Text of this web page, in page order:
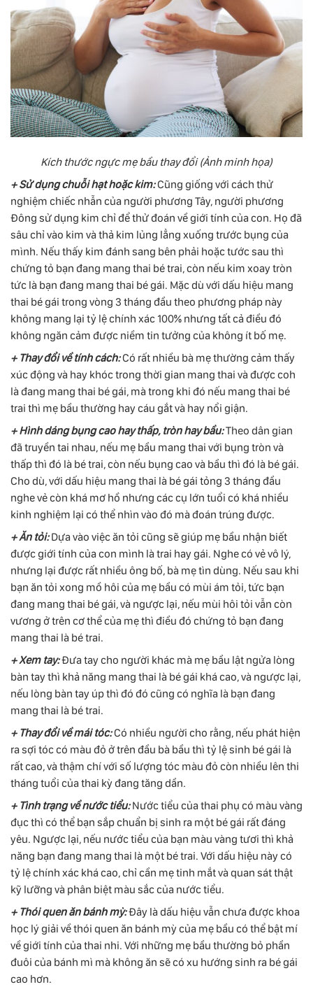
Kích thước ngực mẹ bầu thay đổi (Ảnh minh họa)
+ Sử dụng chuỗi hạt hoặc kim:Cũng giống với cách thử
nghiệm chiếc nhẫn của người phương Tây, người phương
Đông sử dụng kim chỉ để thử đoán về giới tính của con. Họ đã
sâu chỉ vào kim và thả kim lủng lẳng xuống trước bụng của
mình. Nếu thấy kim đánh sang bên phải hoặc tước sau thì
chứng tỏ bạn đang mang thai bé trai, còn nếu kim xoay tròn
tức là bạn đang mang thai bé gái. Mặc dù với dấu hiệu mang
thai bé gái trong vòng 3 tháng đầu theo phương pháp này
không mang lại tỷ lệ chính xác 100% nhưng tất cả điều đó
không ngăn cảm được niềm tin tưởng của không ít bố mẹ.
+ Thay đổi về tính cách:Có rất nhiều bà mẹ thường cảm thấy
xúc động và hay khóc trong thời gian mang thai và được coh
là đang mang thai bé gái, mà trong khi đó nếu mang thai bé
trai thì mẹ bầu thường hay cáu gắt và hay nổi giận.
+ Hình dáng bụng cao hay thấp, tròn hay bầu:Theo dân gian
đã truyền tai nhau, nếu mẹ bầu mang thai với bụng tròn và
thấp thì đó là bé trai, còn nếu bụng cao và bầu thì đó là bé gái.
Cho dù, với dấu hiệu mang thai là bé gái tỏng 3 tháng đầu
nghe vẻ còn khá mơ hồ nhưng các cụ lớn tuổi có khá nhiều
kinh nghiệm lại có thể nhìn vào đó mà đoán trúng được.
+ Ăn tỏi:Dựa vào việc ăn tỏi cũng sẽ giúp mẹ bầu nhận biết
được giới tính của con mình là trai hay gái. Nghe có vẻ vô lý,
nhưng lại được rất nhiều ông bố, bà mẹ tìn dùng. Nếu sau khi
bạn ăn tỏi xong mồ hôi của mẹ bầu có mùi ám tỏi, tức bạn
đang mang thai bé gái, và ngược lại, nếu mùi hôi tỏi vẫn còn
vương ở trên cơ thể của mẹ thì điều đó chứng tỏ bạn đang
mang thai là bé trai.
+ Xem tay:Đưa tay cho người khác mà mẹ bầu lật ngửa lòng
bàn tay thì khả năng mang thai là bé gái khá cao, và ngược lại,
nếu lòng bàn tay úp thì đó đó cũng có nghĩa là bạn đang
mang thai là bé trai.
+ Thay đổi về mái tóc:Có nhiều người cho rằng, nếu phát hiện
ra sợi tóc có màu đỏ ở trên đầu bà bầu thì tỷ lệ sinh bé gái là
rất cao, và thậm chí với số lượng tóc màu đỏ còn nhiều lên thi
tháng tuổi của thai kỳ đang tăng dần.
+ Tình trạng về nước tiểu:Nước tiểu của thai phụ có màu vàng
đục thì có thể bạn sắp chuẩn bị sinh ra một bé gái rất đáng
yêu. Ngược lại, nếu nước tiểu của bạn màu vàng tươi thì khả
năng bạn đang mang thai là một bé trai. Với dấu hiệu này có
tỷ lệ chính xác khá cao, chỉ cần mẹ tinh mắt và quan sát thật
kỹ lưỡng và phân biệt màu sắc của nước tiểu.
+ Thói quen ăn bánh mỳ:Đây là dấu hiệu vẫn chưa được khoa
học lý giải về thói quen ăn bánh mỳ của mẹ bầu có thể bật mí
về giới tính của thai nhi. Với những mẹ bầu thường bỏ phần
đuôi của bánh mì mà không ăn sẽ có xu hướng sinh ra bé gái
cao hơn.